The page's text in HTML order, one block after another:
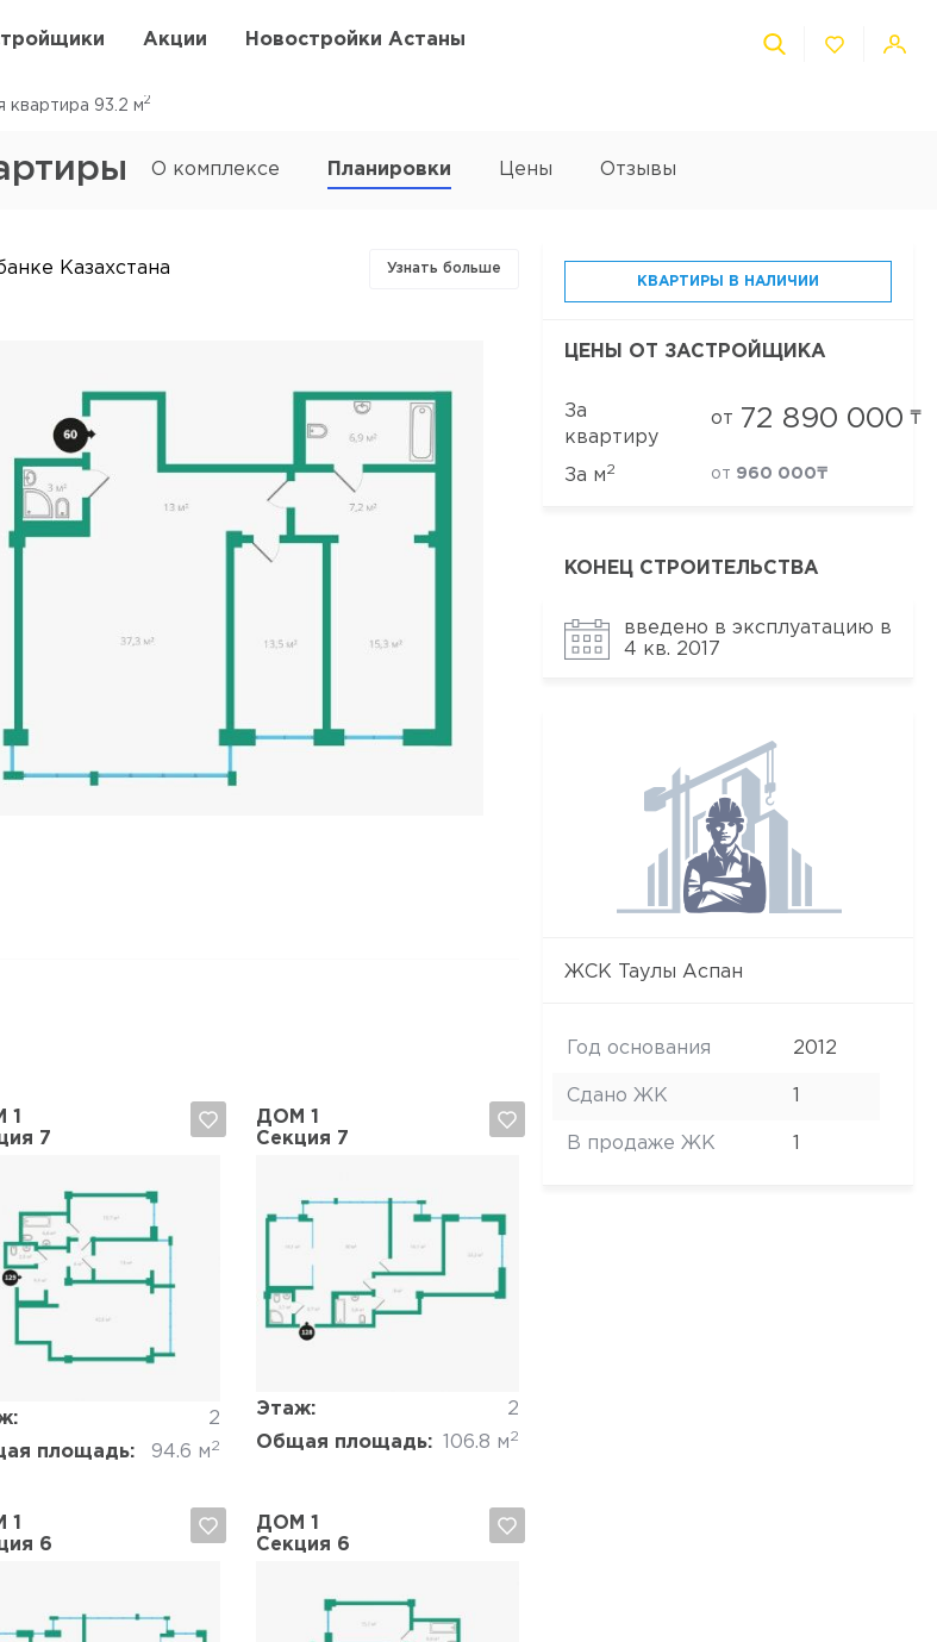
Акции Новостройки Астаны
квартира 93.2 м2
О комплексе Планировки Цены Отзывы
Казахстана Узнать больше
1
7
2
площадь:
94.6 м2
Да, удалить
ДОМ 1
Секция 7
Этаж:
2
Общая площадь:
106.8 м2
Да, удалить Отмена
1
6
ДОМ 1
Секция 6
КВАРТИРЫ В НАЛИЧИИ
ЦЕНЫ ОТ ЗАСТРОЙЩИКА
За
квартиру
от 72 890 000 ₸
За м2 от 960 000₸
КОНЕЦ СТРОИТЕЛЬСТВА
введено в эксплуатацию в
4 кв. 2017
ЖСК Таулы Аспан
Год основания 2012
Сдано ЖК
В продаже ЖК